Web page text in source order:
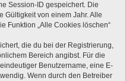
Session-ID gespeichert. Die
Gültigkeit von einem Jahr. Alle
Funktion „Alle Cookies löschen“
die du bei der Registrierung,
Bereich angibst. Für die
Benutzername, eine E-
Wenn durch den Betreiber